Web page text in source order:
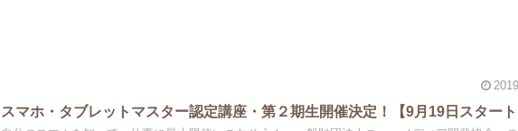
スマホ・タブレットマスター認定講座・第２期生開催決定！【9月19日スタート